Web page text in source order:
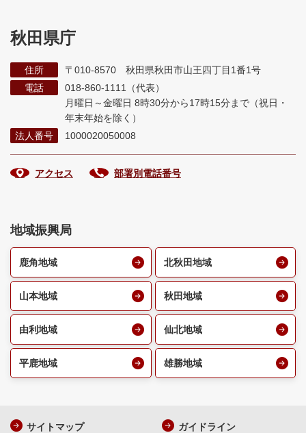
秋田県庁
住所
〒010-8570 秋田県秋田市山王四丁目1番1号
電話
018-860-1111（代表）
月曜日～金曜日 8時30分から17時15分まで （祝日・
年末年始を除く）
法人番号
1000020050008
アクセス 部署別電話番号
地域振興局
鹿角地域 北秋田地域
山本地域 秋田地域
由利地域 仙北地域
平鹿地域 雄勝地域
サイトマップ ガイドライン